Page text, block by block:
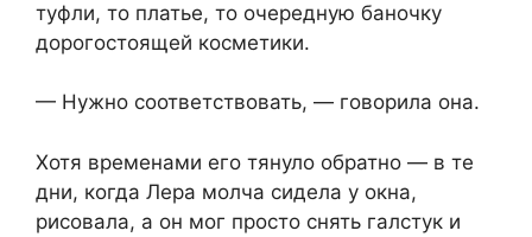
туфли, то платье, то очередную баночку
дорогостоящей косметики.
— Нужно соответствовать, — говорила она.
Хотя временами его тянуло обратно — в те
дни, когда Лера молча сидела у окна,
рисовала, а он мог просто снять галстук и